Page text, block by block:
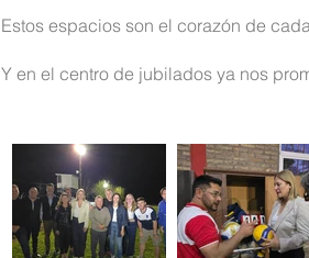
Estos espacios son el corazón de
Y en el centro de jubilados ya nos